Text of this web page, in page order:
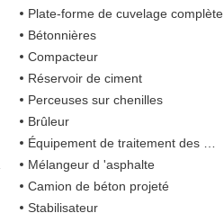
Plate-forme de cuvelage complète
Bétonnières
Compacteur
Réservoir de ciment
Perceuses sur chenilles
Brûleur
Équipement de traitement des matériaux recyclés
Mélangeur d 'asphalte
Camion de béton projeté
Stabilisateur